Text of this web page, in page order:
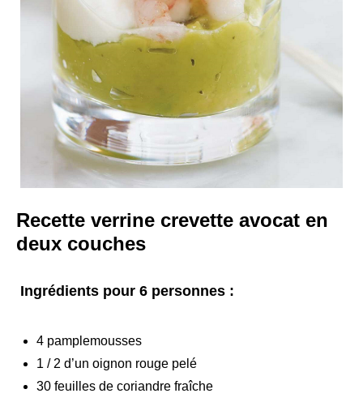
Recette verrine crevette avocat en
deux couches
Ingrédients pour 6 personnes :
4 pamplemousses
1 / 2 d’un oignon rouge pelé
30 feuilles de coriandre fraîche